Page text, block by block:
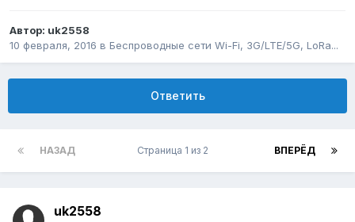
Автор: uk2558
10 февраля, 2016 в Беспроводные сети Wi-Fi, 3G/LTE/5G, LoRa...
Ответить
НАЗАД ВПЕРЁД
Страница 1 из 2
uk2558